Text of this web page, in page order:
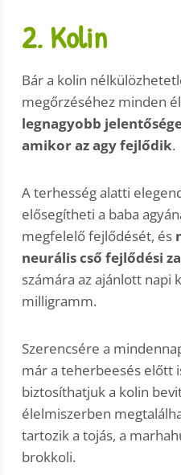
2. Kolin
Bár a kolin
megőrzéséhez minden
legnagyobb
amikor az agy fejlődik.
A terhesség alatti
elősegítheti a baba
megfelelő fejlődését, és
neurális cső fejlődési
számára az ajánlott napi
milligramm.
Szerencsére a
már a teherbeesés előtt
biztosíthatjuk a kolin
élelmiszerben
tartozik a tojás, a
brokkoli.